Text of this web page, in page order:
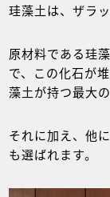
珪藻土は、ザラ
原材料である珪
で、この化石が
藻土が持つ最大の
それに加え、他
も選ばれます。